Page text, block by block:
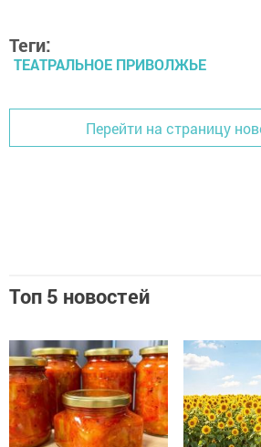
Теги:
ТЕАТРАЛЬНОЕ ПРИВОЛЖЬЕ
Перейти на страницу
Топ 5 новостей